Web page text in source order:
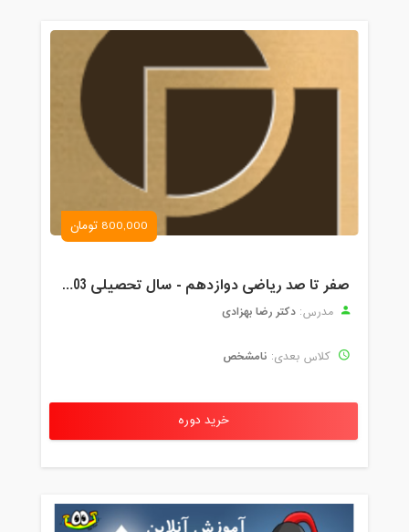
800,000 تومان
صفر تا صد ریاضی دوازدهم - سال تحصیلی 1403-1402
مدرس: دکتر رضا بهزادی
کلاس بعدی: نامشخص
خرید دوره